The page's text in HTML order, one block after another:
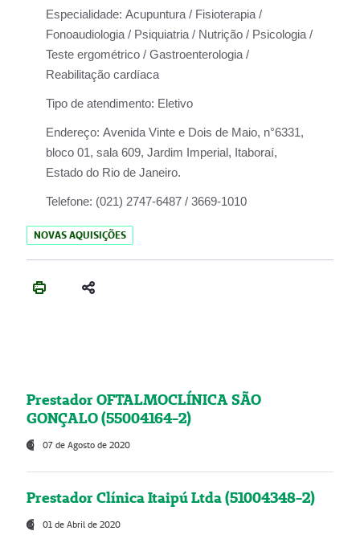
Especialidade: Acupuntura / Fisioterapia /
Fonoaudiologia / Psiquiatria / Nutrição / Psicologia /
Teste ergométrico / Gastroenterologia /
Reabilitação cardíaca
Tipo de atendimento: Eletivo
Endereço: Avenida Vinte e Dois de Maio, n°6331,
bloco 01, sala 609, Jardim Imperial, Itaboraí,
Estado do Rio de Janeiro.
Telefone: (021) 2747-6487 / 3669-1010
NOVAS AQUISIÇÕES
Prestador OFTALMOCLÍNICA SÃO
GONÇALO (55004164-2)
07 de Agosto de 2020
Prestador Clínica Itaipú Ltda (51004348-2)
01 de Abril de 2020